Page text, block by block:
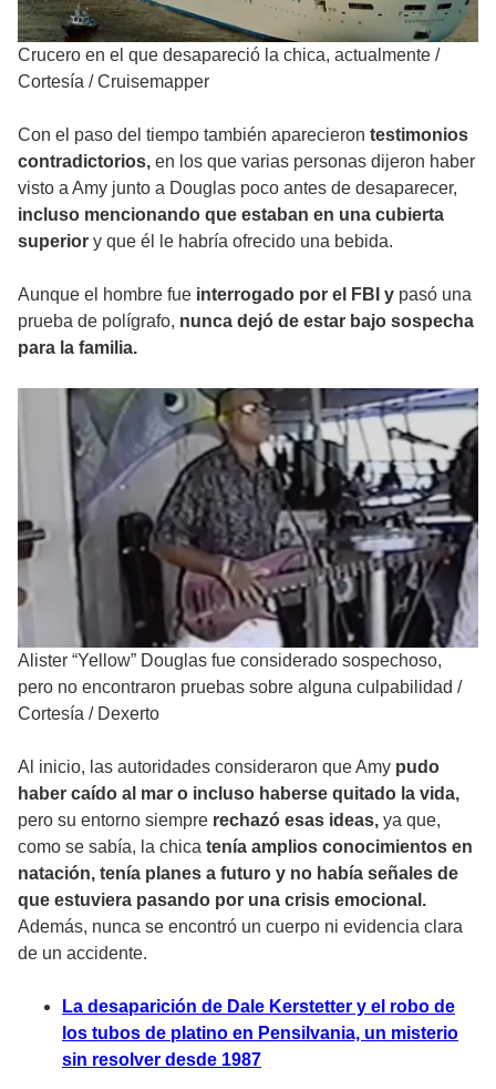
Crucero en el que desapareció la chica, actualmente /
Cortesía / Cruisemapper
Con el paso del tiempo también aparecieron testimonios
contradictorios, en los que varias personas dijeron haber
visto a Amy junto a Douglas poco antes de desaparecer,
incluso mencionando que estaban en una cubierta
superior y que él le habría ofrecido una bebida.
Aunque el hombre fue interrogado por el FBI y pasó una
prueba de polígrafo, nunca dejó de estar bajo sospecha
para la familia.
Alister “Yellow” Douglas fue considerado sospechoso,
pero no encontraron pruebas sobre alguna culpabilidad /
Cortesía / Dexerto
Al inicio, las autoridades consideraron que Amy pudo
haber caído al mar o incluso haberse quitado la vida,
pero su entorno siempre rechazó esas ideas, ya que,
como se sabía, la chica tenía amplios conocimientos en
natación, tenía planes a futuro y no había señales de
que estuviera pasando por una crisis emocional.
Además, nunca se encontró un cuerpo ni evidencia clara
de un accidente.
La desaparición de Dale Kerstetter y el robo de
los tubos de platino en Pensilvania, un misterio
sin resolver desde 1987